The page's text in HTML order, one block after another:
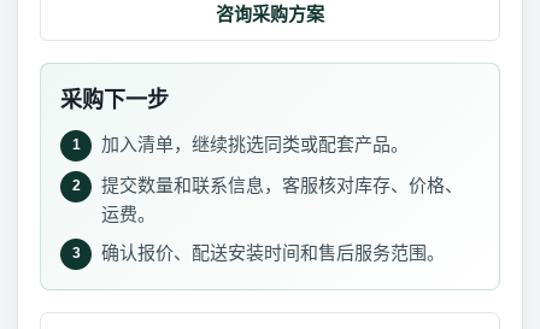
咨询采购方案
采购下一步
1 加入清单，继续挑选同类或配套产品。
2
提交数量和联系信息，客服核对库存、价格、
运费。
3 确认报价、配送安装时间和售后服务范围。